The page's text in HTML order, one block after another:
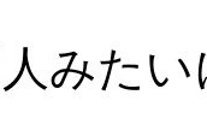
みた